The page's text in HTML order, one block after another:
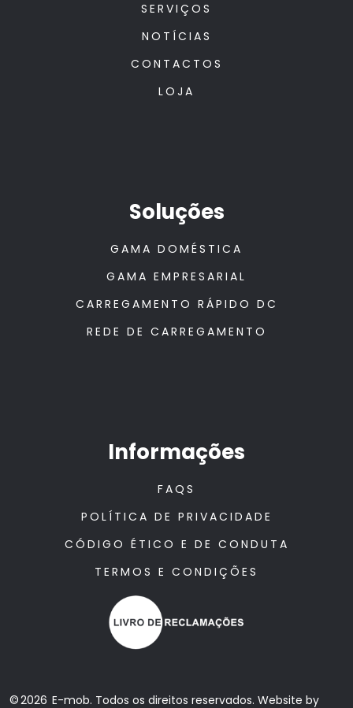
SERVIÇOS
NOTÍCIAS
CONTACTOS
LOJA
Soluções
GAMA DOMÉSTICA
GAMA EMPRESARIAL
CARREGAMENTO RÁPIDO DC
REDE DE CARREGAMENTO
Informações
FAQS
POLÍTICA DE PRIVACIDADE
CÓDIGO ÉTICO E DE CONDUTA
TERMOS E CONDIÇÕES
© 2026 E-mob. Todos os direitos reservados. Website by